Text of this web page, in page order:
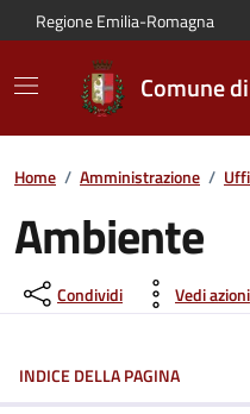
Vai al contenuto principale
Vai alla navigazione del sito
Vai al piede di pagina
Regione Emilia-Romagna
Comune
Home / Amministrazione /
Ambiente
Condividi Vedi azioni
INDICE DELLA PAGINA